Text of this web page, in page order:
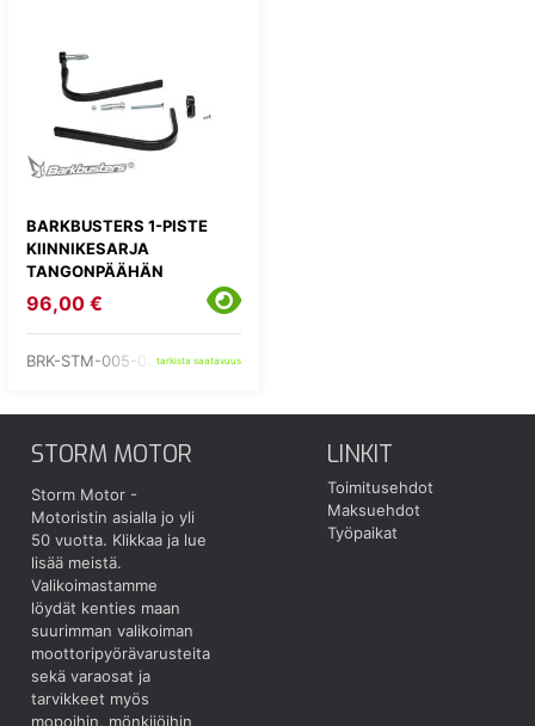
BARKBUSTERS 1-PISTE
KIINNIKESARJA
TANGONPÄÄHÄN
96,00 €
BRK-STM-005-02-NPtarkista saatavuus
STORM MOTOR
Storm Motor -
Motoristin asialla jo yli
50 vuotta. Klikkaa ja lue
lisää meistä.
Valikoimastamme
löydät kenties maan
suurimman valikoiman
moottoripyörävarusteita
sekä varaosat ja
tarvikkeet myös
mopoihin, mönkijöihin
LINKIT
Toimitusehdot
Maksuehdot
Työpaikat